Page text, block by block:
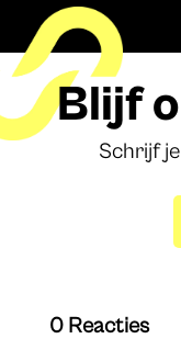
Blijf
Schrijf
0 Reacties